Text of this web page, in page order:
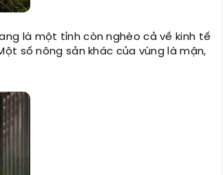
là một tỉnh còn nghèo cả về kinh tế
số nông sản khác của vùng là mận,